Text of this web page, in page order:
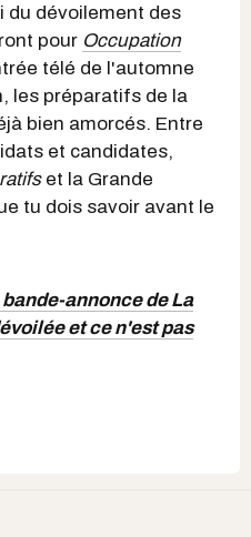
du dévoilement des
pour Occupation
télé de l'automne
les préparatifs de la
bien amorcés. Entre
et candidates,
et la Grande
tu dois savoir avant le
bande-annonce de La
et ce n'est pas